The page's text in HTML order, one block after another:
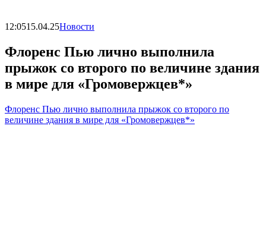
12:0515.04.25Новости
Флоренс Пью лично выполнила
прыжок со второго по величине здания
в мире для «Громовержцев*»
Флоренс Пью лично выполнила прыжок со второго по
величине здания в мире для «Громовержцев*»